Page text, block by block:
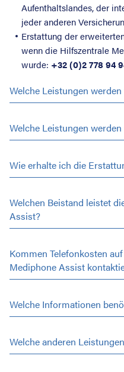
Aufenthaltslandes, der
jeder anderen
Erstattung der
wenn die Hilfszentrale
wurde: +32 (0)2 778 94
Welche Leistungen
Welche Leistungen
Wie erhalte ich die
Welchen Beistand leistet
Assist?
Kommen Telefonkosten
Mediphone Assist
Welche Informationen
Welche anderen